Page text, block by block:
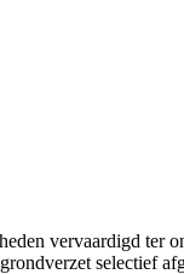
vervaardigd ter
selectief